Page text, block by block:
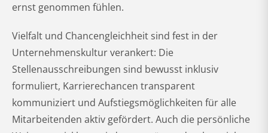
ernst genommen fühlen.
Vielfalt und Chancengleichheit sind fest in der
Unternehmenskultur verankert: Die
Stellenausschreibungen sind bewusst inklusiv
formuliert, Karrierechancen transparent
kommuniziert und Aufstiegsmöglichkeiten für alle
Mitarbeitenden aktiv gefördert. Auch die persönliche